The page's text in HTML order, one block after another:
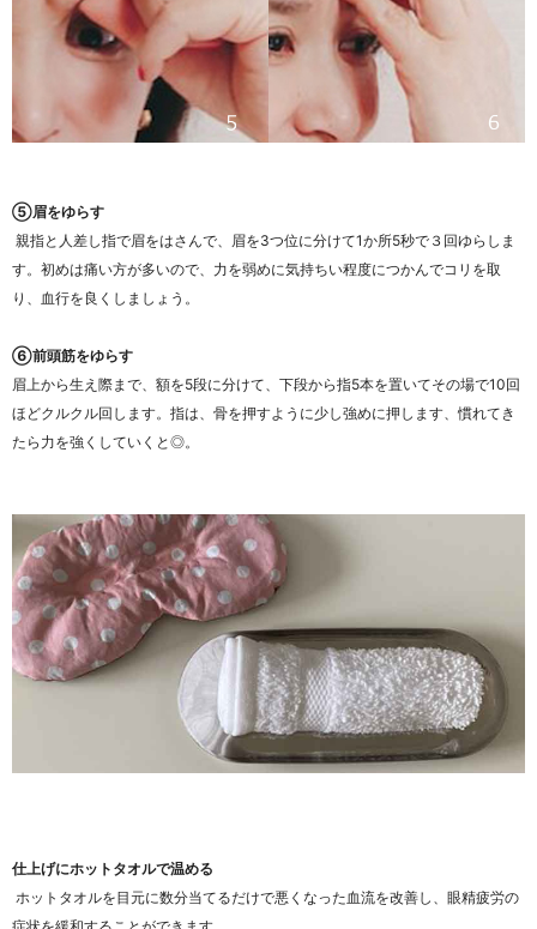
⑤眉をゆらす
親指と人差し指で眉をはさんで、眉を3つ位に分けて1か所5秒で３回ゆらしま
す。初めは痛い方が多いので、力を弱めに気持ちい程度につかんでコリを取
り、血行を良くしましょう。
⑥前頭筋をゆらす
眉上から生え際まで、額を5段に分けて、下段から指5本を置いてその場で10回
ほどクルクル回します。指は、骨を押すように少し強めに押します、慣れてき
たら力を強くしていくと◎。
仕上げにホットタオルで温める
ホットタオルを目元に数分当てるだけで悪くなった血流を改善し、眼精疲労の